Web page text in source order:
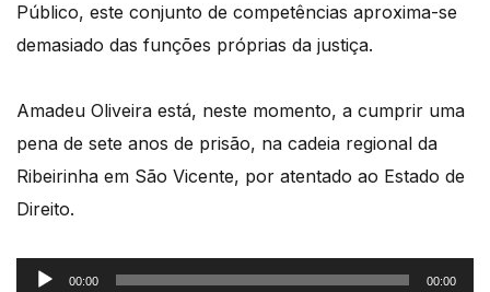
Público, este conjunto de competências aproxima-se
demasiado das funções próprias da justiça.
Amadeu Oliveira está, neste momento, a cumprir uma
pena de sete anos de prisão, na cadeia regional da
Ribeirinha em São Vicente, por atentado ao Estado de
Direito.
Reprodutor
00:00 00:00